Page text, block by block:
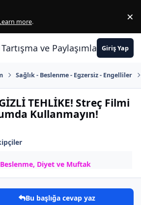
more. ×
Tartışma ve PaylaşımlarınGiriş Yap
Sağlık - Beslenme - Egzersiz - Engelliler
TEHLİKE! Streç Filmi
Kullanmayın!
Beslenme, Diyet ve Muftak
Bu başlığa cevap yaz